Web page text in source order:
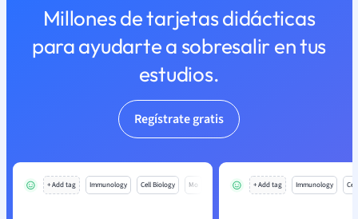
Millones de tarjetas didácticas
para ayudarte a sobresalir en tus
estudios.
Regístrate gratis
+ Add tag Immunology Cell Biology Mo + Add tag Immunology